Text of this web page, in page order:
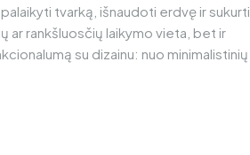
tvarką, išnaudoti erdvę ir sukurti
ar rankšluosčių laikymo vieta, bet ir
su dizainu: nuo minimalistinių